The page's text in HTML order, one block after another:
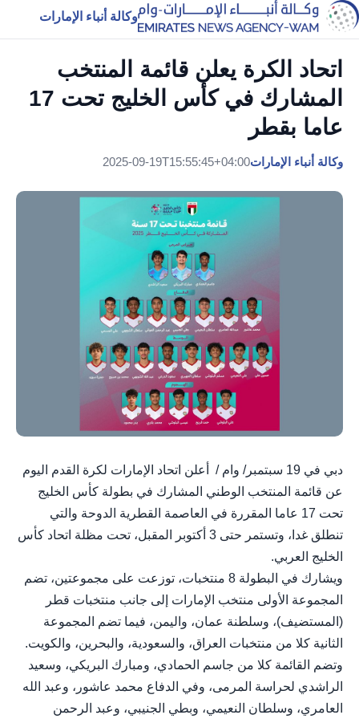
وكالة أنباء الإمارات
اتحاد الكرة يعلن قائمة المنتخب
المشارك في كأس الخليج تحت 17
عاما بقطر
وكالة أنباء الإمارات2025-09-19T15:55:45+04:00
دبي في 19 سبتمبر/ وام / أعلن اتحاد الإمارات لكرة القدم اليوم
عن قائمة المنتخب الوطني المشارك في بطولة كأس الخليج
تحت 17 عاما المقررة في العاصمة القطرية الدوحة والتي
تنطلق غدا، وتستمر حتى 3 أكتوبر المقبل، تحت مظلة اتحاد كأس
الخليج العربي.
ويشارك في البطولة 8 منتخبات، توزعت على مجموعتين، تضم
المجموعة الأولى منتخب الإمارات إلى جانب منتخبات قطر
(المستضيف)، وسلطنة عمان، واليمن، فيما تضم المجموعة
الثانية كلا من منتخبات العراق، والسعودية، والبحرين، والكويت.
وتضم القائمة كلا من جاسم الحمادي، ومبارك البريكي، وسعيد
الراشدي لحراسة المرمى، وفي الدفاع محمد عاشور، وعبد الله
العامري، وسلطان النعيمي، وبطي الجنيبي، وعبد الرحمن